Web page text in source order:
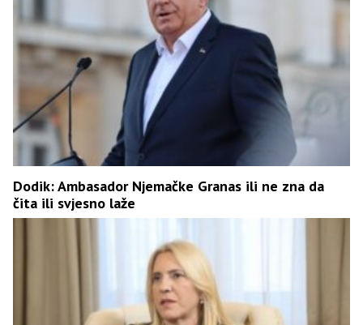
Dodik: Ambasador Njemačke Granas ili ne zna da
čita ili svjesno laže